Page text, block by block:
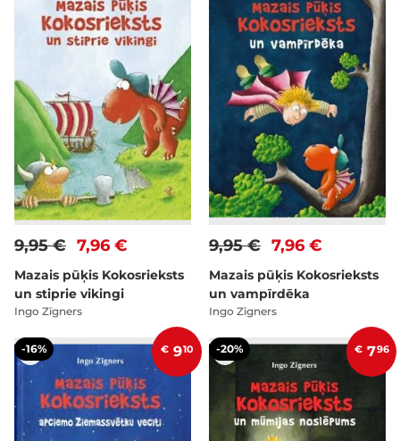
7,96 €
9,95 €
Mazais pūķis Kokosrieksts
un stiprie vikingi
Ingo Zīgners
7,96 €
9,95 €
Mazais pūķis Kokosrieksts
un vampīrdēka
Ingo Zīgners
-16% € 910 -20% € 796